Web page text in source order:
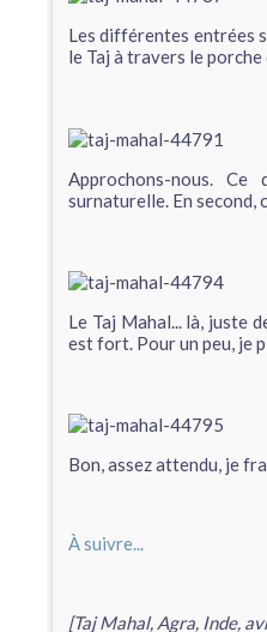
Les différentes entrées
le Taj à travers le
Approchons-nous.
surnaturelle. En
Le Taj Mahal... là, juste
est fort. Pour un peu, je
Bon, assez attendu, je
À suivre...
[Taj Mahal, Agra, Inde,